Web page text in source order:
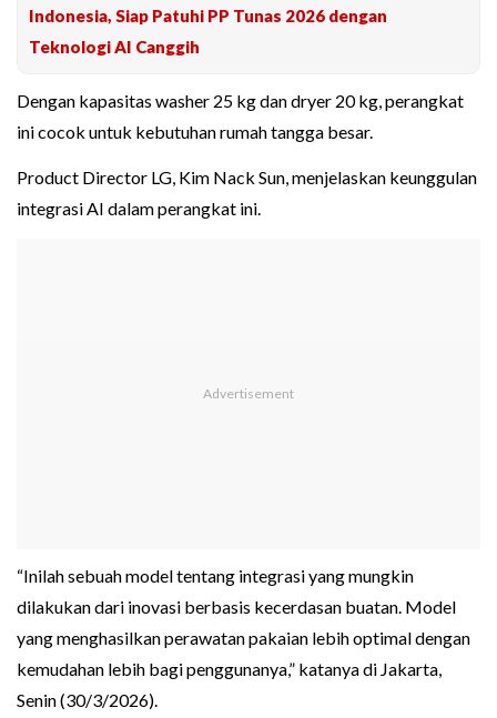
Indonesia, Siap Patuhi PP Tunas 2026 dengan
Teknologi AI Canggih
Dengan kapasitas washer 25 kg dan dryer 20 kg, perangkat
ini cocok untuk kebutuhan rumah tangga besar.
Product Director LG, Kim Nack Sun, menjelaskan keunggulan
integrasi AI dalam perangkat ini.
“Inilah sebuah model tentang integrasi yang mungkin
dilakukan dari inovasi berbasis kecerdasan buatan. Model
yang menghasilkan perawatan pakaian lebih optimal dengan
kemudahan lebih bagi penggunanya,” katanya di Jakarta,
Senin (30/3/2026).